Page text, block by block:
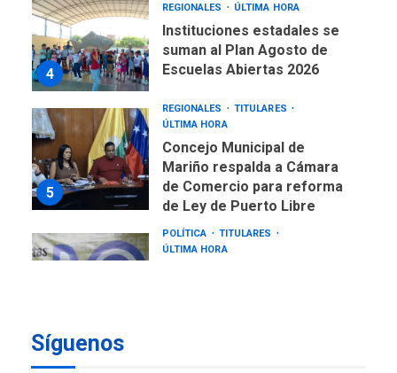
4
REGIONALES ÚLTIMA HORA
Instituciones estadales se
suman al Plan Agosto de
Escuelas Abiertas 2026
5
REGIONALES
TITULARES
ÚLTIMA HORA
Concejo Municipal de
Mariño respalda a Cámara
de Comercio para reforma
de Ley de Puerto Libre
POLÍTICA
TITULARES
ÚLTIMA HORA
Síguenos